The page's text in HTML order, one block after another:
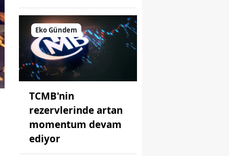
Eko Gündem
TCMB'nin
rezervlerinde artan
momentum devam
ediyor